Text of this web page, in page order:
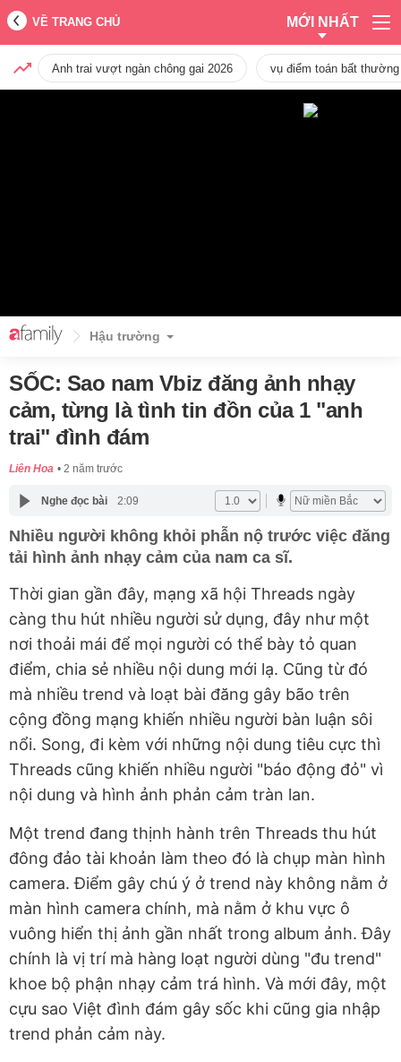
VỀ TRANG CHỦ MỚI NHẤT
Anh trai vượt ngàn chông gai 2026 vụ điểm toán bất
Hậu trường
SỐC: Sao nam Vbiz đăng ảnh nhạy
cảm, từng là tình tin đồn của 1 "anh
trai" đình đám
Liên Hoa 2 năm trước
Nghe đọc bài 2:09
Nhiều người không khỏi phẫn nộ trước việc đăng
tải hình ảnh nhạy cảm của nam ca sĩ.
Thời gian gần đây, mạng xã hội Threads ngày
càng thu hút nhiều người sử dụng, đây như một
nơi thoải mái để mọi người có thể bày tỏ quan
điểm, chia sẻ nhiều nội dung mới lạ. Cũng từ đó
mà nhiều trend và loạt bài đăng gây bão trên
cộng đồng mạng khiến nhiều người bàn luận sôi
nổi. Song, đi kèm với những nội dung tiêu cực thì
Threads cũng khiến nhiều người "báo động đỏ" vì
nội dung và hình ảnh phản cảm tràn lan.
Một trend đang thịnh hành trên Threads thu hút
đông đảo tài khoản làm theo đó là chụp màn hình
camera. Điểm gây chú ý ở trend này không nằm ở
màn hình camera chính, mà nằm ở khu vực ô
vuông hiển thị ảnh gần nhất trong album ảnh. Đây
chính là vị trí mà hàng loạt người dùng "đu trend"
khoe bộ phận nhạy cảm trá hình. Và mới đây, một
cựu sao Việt đình đám gây sốc khi cũng gia nhập
trend phản cảm này.